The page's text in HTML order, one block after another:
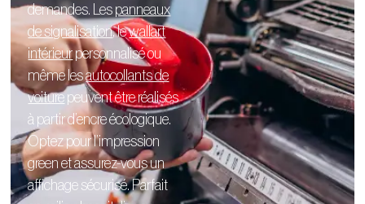
demandes. Les panneaux
de signalisation, lewallart
intérieur personnaliséou
même lesautocollants de
voiture peuvent être réalisés
à partir d’encre écologique.
Optez pour l’impression
green et assurez-vous un
affichage sécurisé. Parfait